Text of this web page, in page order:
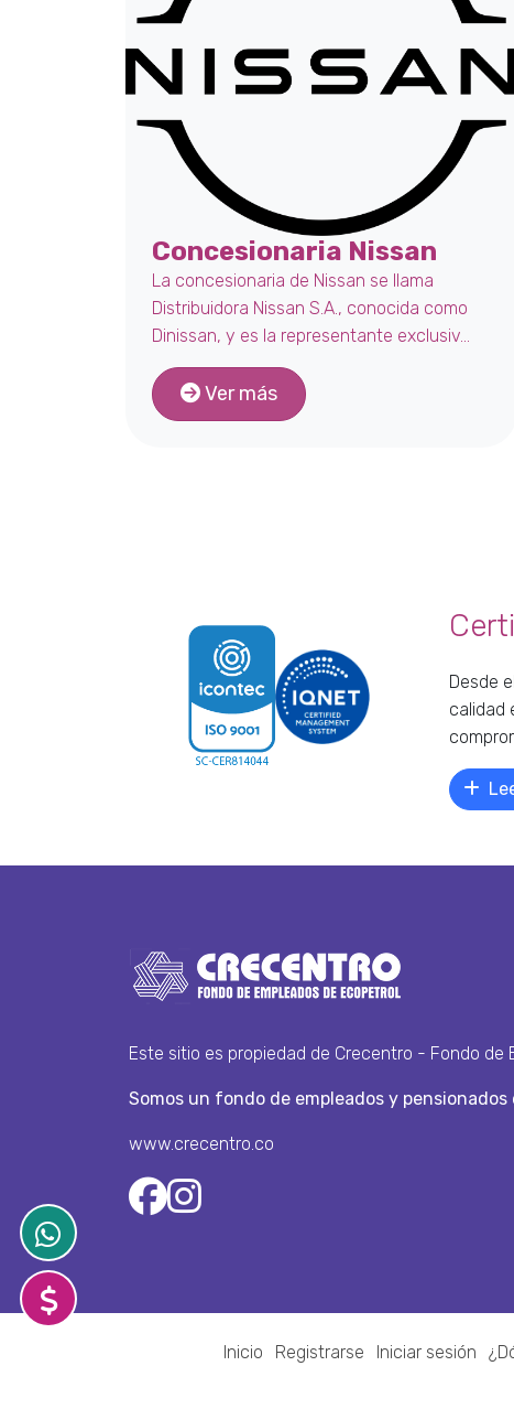
Concesionaria Nissan
La concesionaria de Nissan se llama
Distribuidora Nissan S.A., conocida como
Dinissan, y es la representante exclusiv...
Ver más
Desde
calidad
Este sitio es propiedad de Crecentro - Fondo de
Somos un fondo de empleados y pensionados
www.crecentro.co
Inicio Registrarse Iniciar sesión